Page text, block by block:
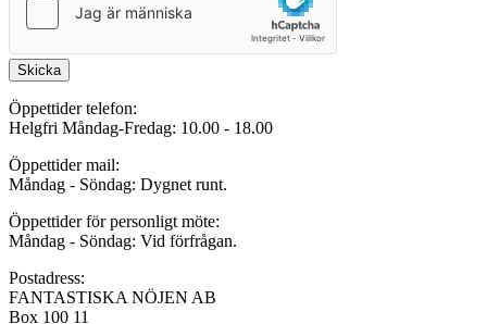
Skicka
Öppettider telefon:
Helgfri Måndag-Fredag: 10.00 - 18.00
Öppettider mail:
Måndag - Söndag: Dygnet runt.
Öppettider för personligt möte:
Måndag - Söndag: Vid förfrågan.
Postadress:
FANTASTISKA NÖJEN AB
Box 100 11